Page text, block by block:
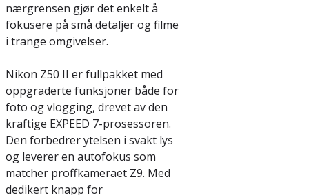
nærgrensen gjør det enkelt å
fokusere på små detaljer og filme
i trange omgivelser.
Nikon Z50 II er fullpakket med
oppgraderte funksjoner både for
foto og vlogging, drevet av den
kraftige EXPEED 7-prosessoren.
Den forbedrer ytelsen i svakt lys
og leverer en autofokus som
matcher proffkameraet Z9. Med
dedikert knapp for